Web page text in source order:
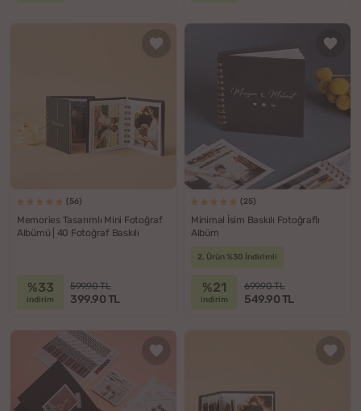
(56)
Memories Tasarımlı Mini Fotoğraf
Albümü | 40 Fotoğraf Baskılı
%33
indirim
599.90 TL
399.90 TL
(25)
Minimal İsim Baskılı Fotoğraflı
Albüm
2. Ürün %30 İndirimli
%21
indirim
699.90 TL
549.90 TL